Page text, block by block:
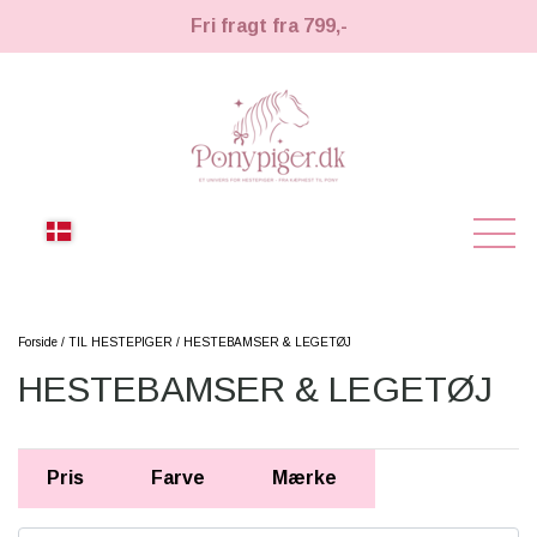
Fri fragt fra 799,-
NYHEDER
KÆPHESTE
STRIGLER & TILBEHØR
LEMIEUX TOY PONY
TIL HESTEPIGER
Forside TIL HESTEPIGER HESTEBAMSER & LEGETØJ
HESTEBAMSER & LEGETØJ
Pris Farve Mærke